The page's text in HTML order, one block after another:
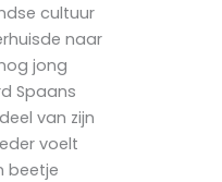
cultuur
naar
jong
Spaans
van zijn
voelt
beetje